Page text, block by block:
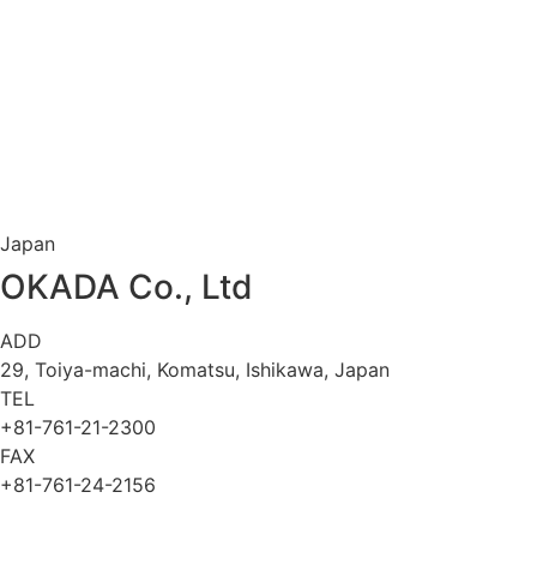
Japan
OKADA Co., Ltd
ADD
29, Toiya-machi, Komatsu, Ishikawa, Japan
TEL
+81-761-21-2300
FAX
+81-761-24-2156